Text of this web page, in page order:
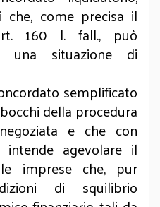
come precisa il
160 l. fall., può
una situazione di
semplificato
della procedura
e che con
agevolare il
imprese che, pur
di squilibrio